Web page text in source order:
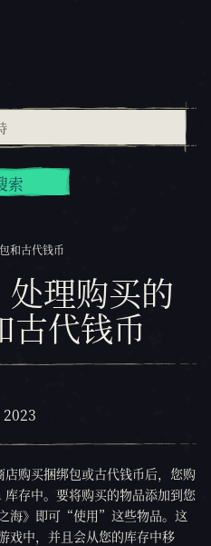
索
和古代钱币
处理购买的
古代钱币
2023
购买捆绑包或古代钱币后，您购
存中。要将购买的物品添加到您
海》即可“使用”这些物品。这
戏中，并且会从您的库存中移